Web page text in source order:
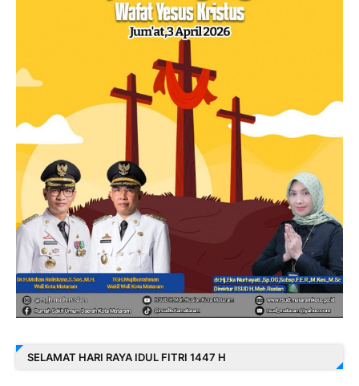
SELAMAT HARI RAYA IDUL FITRI 1447 H